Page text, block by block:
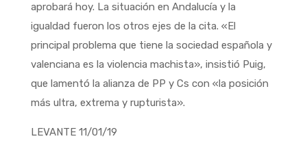
aprobará hoy. La situación en Andalucía y la
igualdad fueron los otros ejes de la cita. «El
principal problema que tiene la sociedad española y
valenciana es la violencia machista», insistió Puig,
que lamentó la alianza de PP y Cs con «la posición
más ultra, extrema y rupturista».
LEVANTE 11/01/19